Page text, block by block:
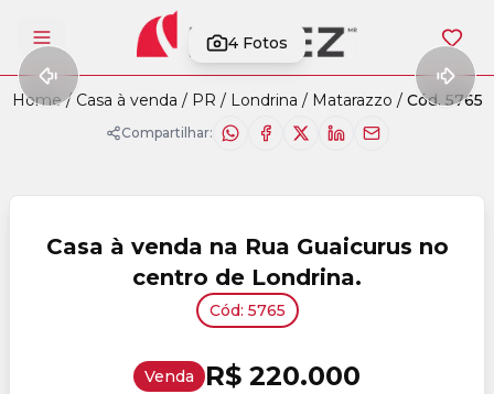
Abrir menu 4 Fotos
Home / Casa à venda / PR / Londrina / Matarazzo / Cód. 5765
Compartilhar:
Casa à venda na Rua Guaicurus no
centro de Londrina.
Cód: 5765
Venda R$ 220.000